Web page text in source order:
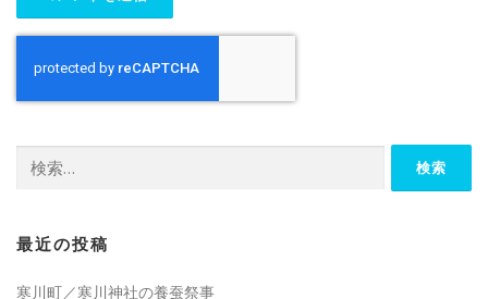
索:
最近の投稿
寒川町／寒川神社の養蚕祭事